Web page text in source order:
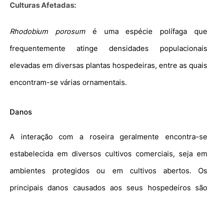
Culturas Afetadas:
Rhodobium porosumé uma espécie polífaga que
frequentemente atinge densidades populacionais
elevadas em diversas plantas hospedeiras, entre as quais
encontram-se várias ornamentais.
Danos
A interação com a roseira geralmente encontra-se
estabelecida em diversos cultivos comerciais, seja em
ambientes protegidos ou em cultivos abertos. Os
principais danos causados aos seus hospedeiros são